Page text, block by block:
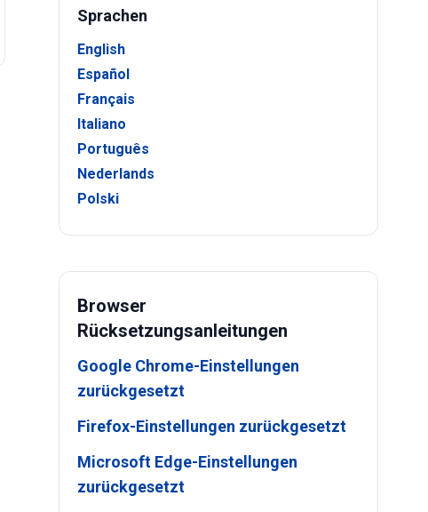
Sprachen
English
Español
Français
Italiano
Português
Nederlands
Polski
Browser
Rücksetzungsanleitungen
Google Chrome-Einstellungen
zurückgesetzt
Firefox-Einstellungen zurückgesetzt
Microsoft Edge-Einstellungen
zurückgesetzt